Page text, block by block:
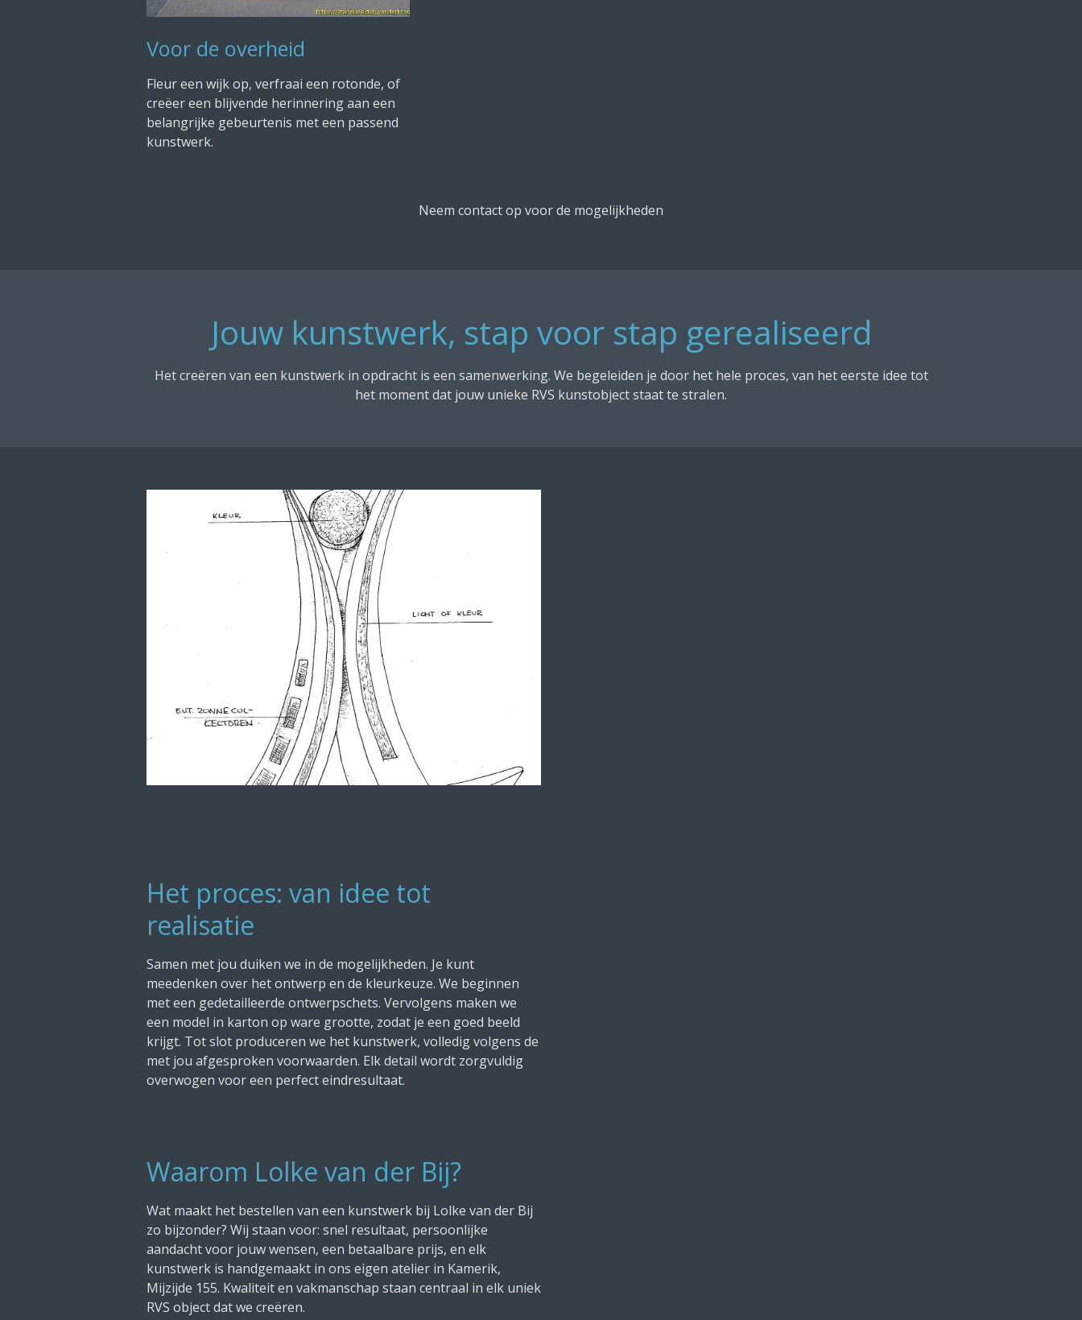
Voor de overheid
Fleur een wijk op, verfraai een rotonde, of
creëer een blijvende herinnering aan een
belangrijke gebeurtenis met een passend
kunstwerk.
Neem contact op voor de mogelijkheden
Jouw kunstwerk, stap voor stap gerealiseerd
Het creëren van een kunstwerk in opdracht is een samenwerking. We begeleiden je door het hele proces, van het eerste idee tot
het moment dat jouw unieke RVS kunstobject staat te stralen.
Het proces: van idee tot
realisatie
Samen met jou duiken we in de mogelijkheden. Je kunt
meedenken over het ontwerp en de kleurkeuze. We beginnen
met een gedetailleerde ontwerpschets. Vervolgens maken we
een model in karton op ware grootte, zodat je een goed beeld
krijgt. Tot slot produceren we het kunstwerk, volledig volgens de
met jou afgesproken voorwaarden. Elk detail wordt zorgvuldig
overwogen voor een perfect eindresultaat.
Waarom Lolke van der Bij?
Wat maakt het bestellen van een kunstwerk bij Lolke van der Bij
zo bijzonder? Wij staan voor: snel resultaat, persoonlijke
aandacht voor jouw wensen, een betaalbare prijs, en elk
kunstwerk is handgemaakt in ons eigen atelier in Kamerik,
Mijzijde 155. Kwaliteit en vakmanschap staan centraal in elk uniek
RVS object dat we creëren.